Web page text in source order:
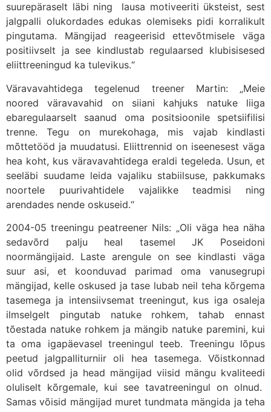
suurepäraselt läbi ning lausa motiveeriti üksteist, sest
jalgpalli olukordades edukas olemiseks pidi korralikult
pingutama. Mängijad reageerisid ettevõtmisele väga
positiivselt ja see kindlustab regulaarsed klubisisesed
eliittreeningud ka tulevikus.“
Väravavahtidega tegelenud treener Martin: „Meie
noored väravavahid on siiani kahjuks natuke liiga
ebaregulaarselt saanud oma positsioonile spetsiifilisi
trenne. Tegu on murekohaga, mis vajab kindlasti
mõttetööd ja muudatusi. Eliittrennid on iseenesest väga
hea koht, kus väravavahtidega eraldi tegeleda. Usun, et
seeläbi suudame leida vajaliku stabiilsuse, pakkumaks
noortele puurivahtidele vajalikke teadmisi ning
arendades nende oskuseid.“
2004-05 treeningu peatreener Nils: „Oli väga hea näha
sedavõrd palju heal tasemel JK Poseidoni
noormängijaid. Laste arengule on see kindlasti väga
suur asi, et koonduvad parimad oma vanusegrupi
mängijad, kelle oskused ja tase lubab neil teha kõrgema
tasemega ja intensiivsemat treeningut, kus iga osaleja
ilmselgelt pingutab natuke rohkem, tahab ennast
tõestada natuke rohkem ja mängib natuke paremini, kui
ta oma igapäevasel treeningul teeb. Treeningu lõpus
peetud jalgpalliturniir oli hea tasemega. Võistkonnad
olid võrdsed ja head mängijad viisid mängu kvaliteedi
oluliselt kõrgemale, kui see tavatreeningul on olnud.
Samas võisid mängijad muret tundmata mängida ja teha